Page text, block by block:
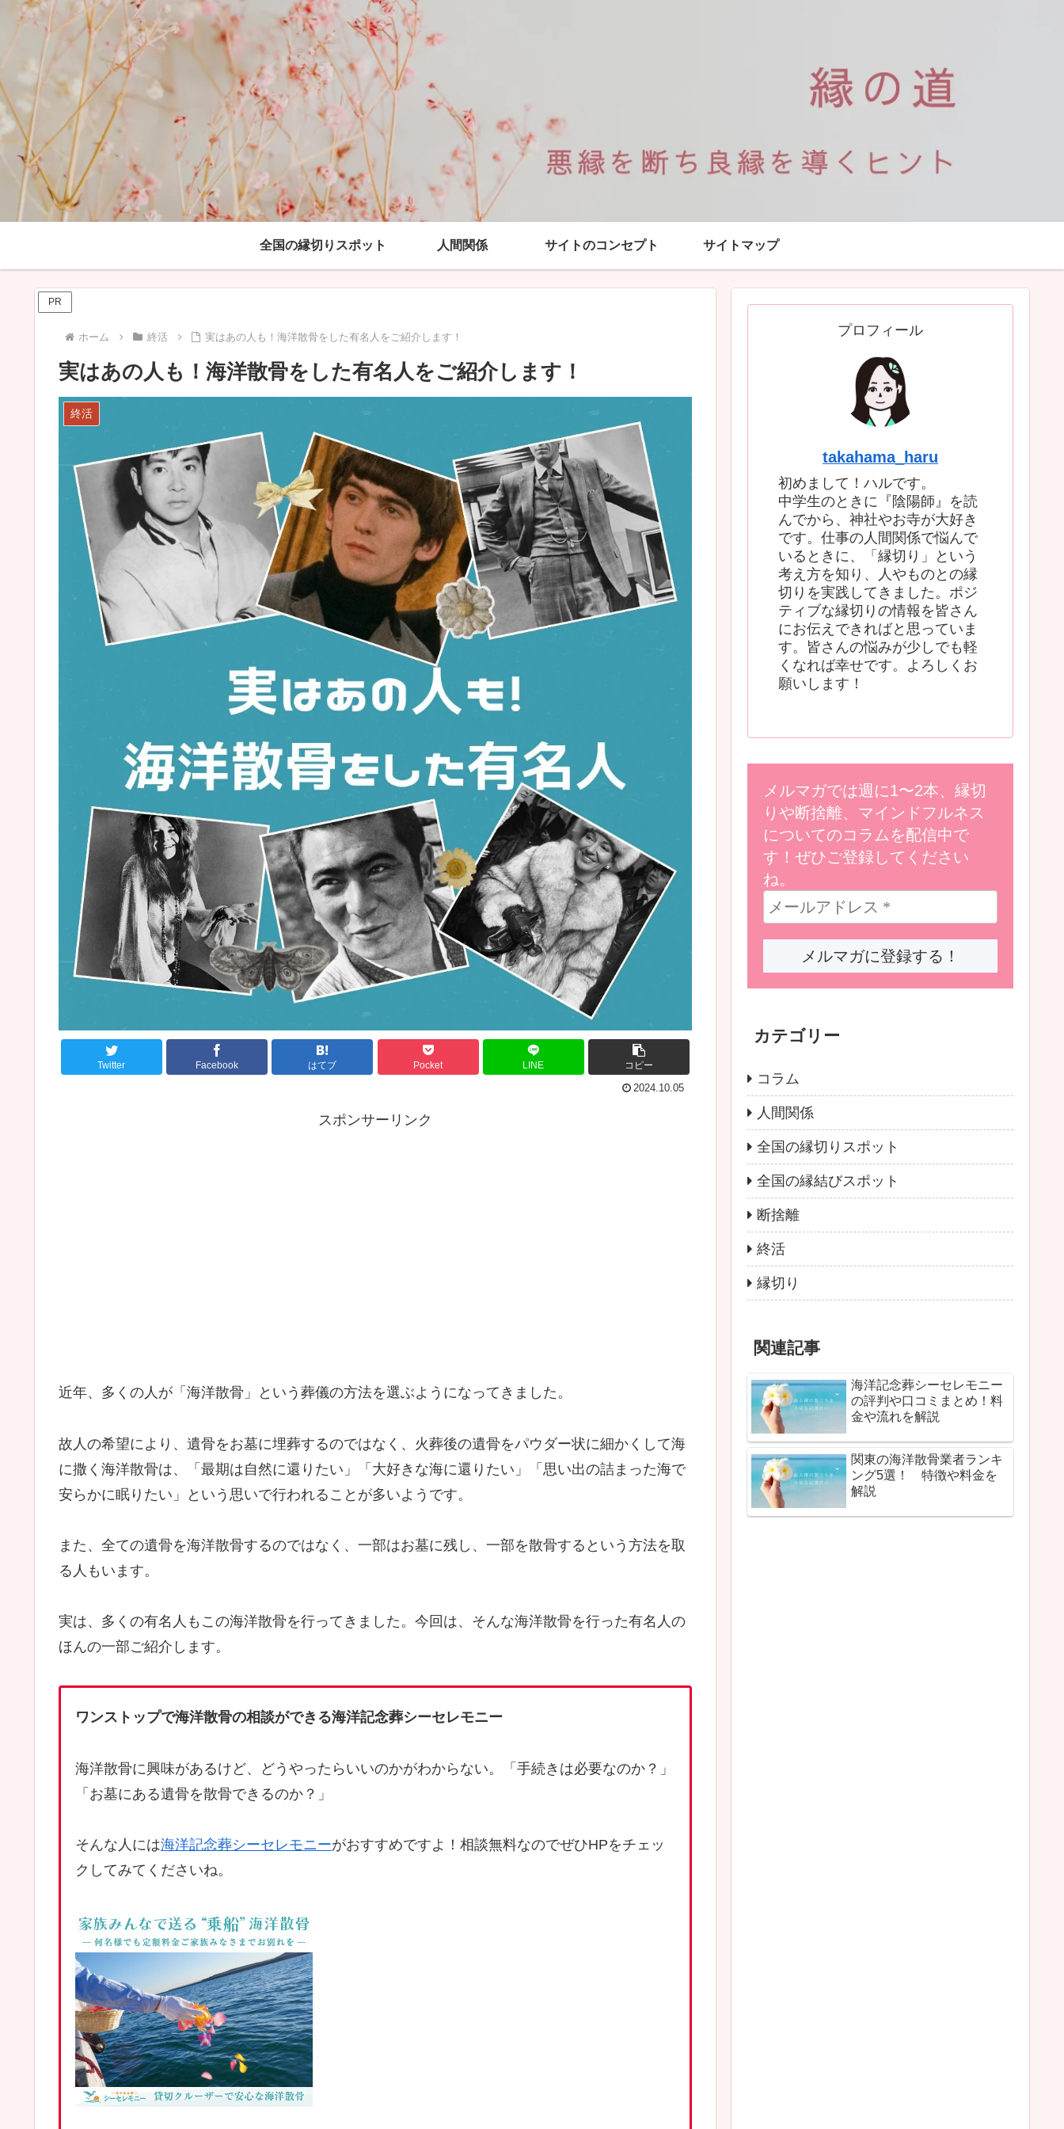
全国の縁切りスポット 人間関係 サイトのコンセプト サイトマップ
PR
ホーム 終活 実はあの人も！海洋散骨をした有名人をご紹介します！
実はあの人も！海洋散骨をした有名人をご紹介します！
終活
Twitter Facebook はてブ Pocket LINE コピー
2024.10.05
スポンサーリンク
近年、多くの人が「海洋散骨」という葬儀の方法を選ぶようになってきました。
故人の希望により、遺骨をお墓に埋葬するのではなく、火葬後の遺骨をパウダー状に細かくして海
に撒く海洋散骨は、「最期は自然に還りたい」「大好きな海に還りたい」「思い出の詰まった海で
安らかに眠りたい」という思いで行われることが多いようです。
また、全ての遺骨を海洋散骨するのではなく、一部はお墓に残し、一部を散骨するという方法を取
る人もいます。
実は、多くの有名人もこの海洋散骨を行ってきました。今回は、そんな海洋散骨を行った有名人の
ほんの一部ご紹介します。
ワンストップで海洋散骨の相談ができる海洋記念葬シーセレモニー
海洋散骨に興味があるけど、どうやったらいいのかがわからない。「手続きは必要なのか？」
「お墓にある遺骨を散骨できるのか？」
そんな人には海洋記念葬シーセレモニーがおすすめですよ！相談無料なのでぜひHPをチェッ
クしてみてくださいね。
プロフィール
takahama_haru
初めまして！ハルです。
中学生のときに『陰陽師』を読
んでから、神社やお寺が大好き
です。仕事の人間関係で悩んで
いるときに、「縁切り」という
考え方を知り、人やものとの縁
切りを実践してきました。ポジ
ティブな縁切りの情報を皆さん
にお伝えできればと思っていま
す。皆さんの悩みが少しでも軽
くなれば幸せです。よろしくお
願いします！
メルマガでは週に1〜2本、縁切
りや断捨離、マインドフルネス
についてのコラムを配信中で
す！ぜひご登録してください
ね。
カテゴリー
コラム
人間関係
全国の縁切りスポット
全国の縁結びスポット
断捨離
終活
縁切り
関連記事
海洋記念葬シーセレモニー
の評判や口コミまとめ！料
金や流れを解説
関東の海洋散骨業者ランキ
ング5選！ 特徴や料金を
解説